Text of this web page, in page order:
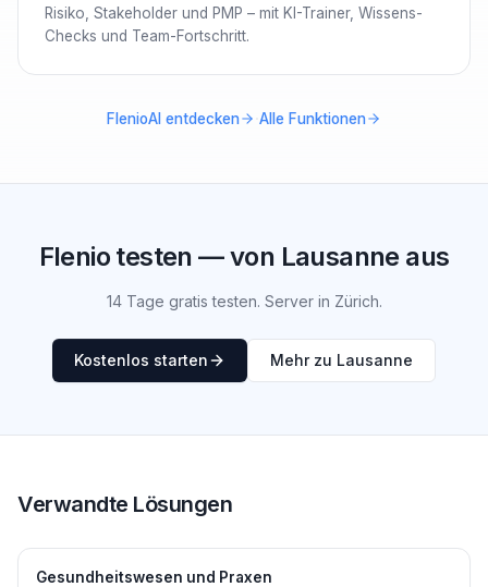
Risiko, Stakeholder und PMP – mit KI-Trainer, Wissens-
Checks und Team-Fortschritt.
FlenioAI entdecken Alle Funktionen
Flenio testen — von Lausanne aus
14 Tage gratis testen. Server in Zürich.
Kostenlos starten Mehr zu Lausanne
Verwandte Lösungen
Gesundheitswesen und Praxen